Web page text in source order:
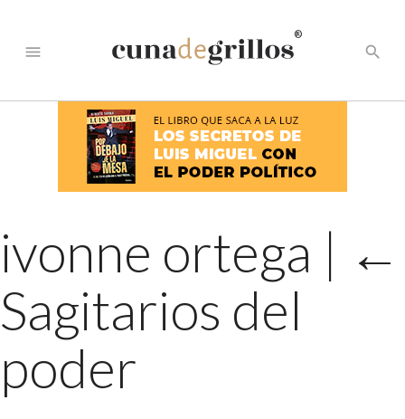
menu
®
search
ivonne ortega | ←
Sagitarios del
poder